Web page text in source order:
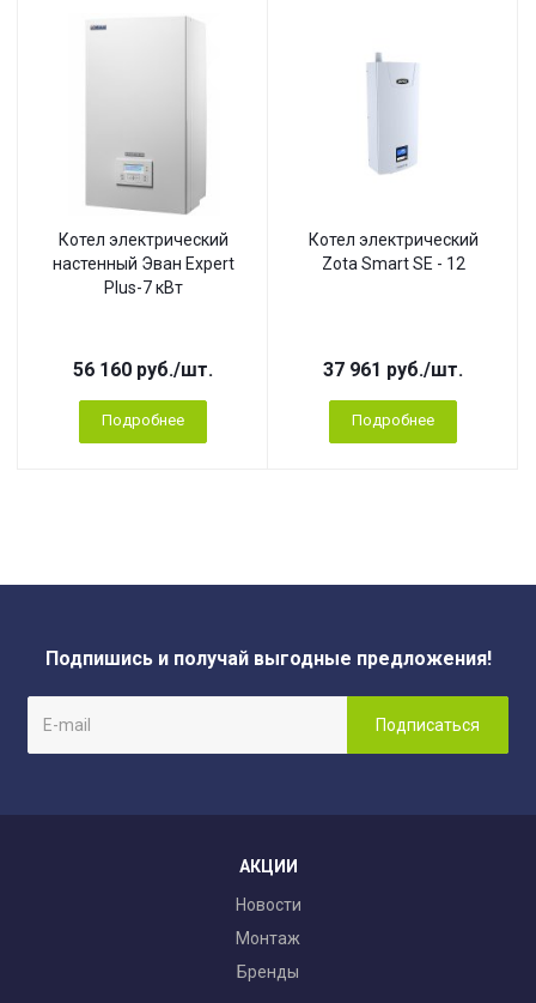
Котел электрический
настенный Эван Expert
Plus-7 кВт
56 160 руб./шт.
Подробнее
Котел электрический
Zota Smart SE - 12
37 961 руб./шт.
Подробнее
Подпишись и получай выгодные предложения!
АКЦИИ
Новости
Монтаж
Бренды